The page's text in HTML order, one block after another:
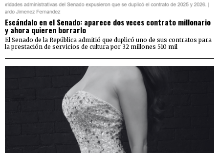
Escándalo en el Senado: aparece dos veces contrato millonario
y ahora quieren borrarlo
El Senado de la República admitió que duplicó uno de sus contratos para
la prestación de servicios de cultura por 32 millones 510 mil